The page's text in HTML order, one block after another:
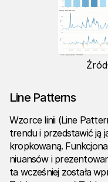
Line Patterns
Wzorce linii (Line
trendu i przedstawić ją
kropkowaną.
niuansów i
ta wcześniej została